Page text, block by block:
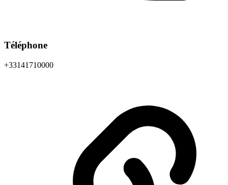
Téléphone
+33141710000